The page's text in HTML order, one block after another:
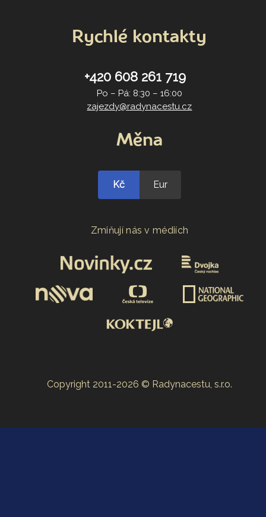
Rychlé kontakty
+420 608 261 719
Po – Pá: 8:30 – 16:00
zajezdy@radynacestu.cz
Měna
Kč Eur
Zmiňují nás v médiích
Copyright 2011-2026 © Radynacestu, s.r.o.